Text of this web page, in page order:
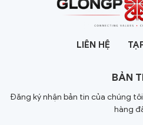
LIÊN HỆ
BẢN
Đăng ký nhận bản tin của chúng
hàng